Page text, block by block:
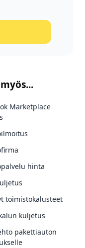
Marketplace
hinta
toimistokalusteet
kuljetus
pakettiauton